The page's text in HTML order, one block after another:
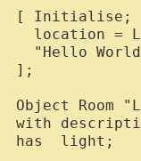
[ Initialise;
location =
"Hello
];
Object Room
with
has  light;